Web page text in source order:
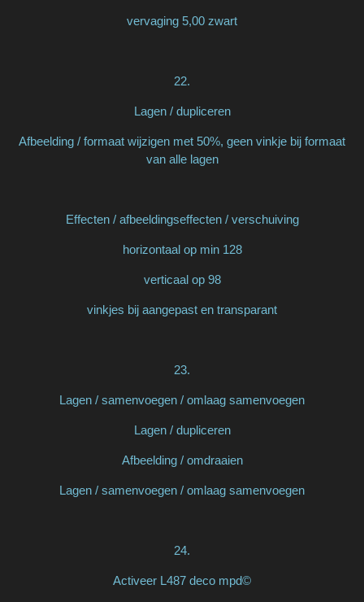
vervaging 5,00 zwart
22.
Lagen / dupliceren
Afbeelding / formaat wijzigen met 50%, geen vinkje bij formaat
van alle lagen
Effecten / afbeeldingseffecten / verschuiving
horizontaal op min 128
verticaal op 98
vinkjes bij aangepast en transparant
23.
Lagen / samenvoegen / omlaag samenvoegen
Lagen / dupliceren
Afbeelding / omdraaien
Lagen / samenvoegen / omlaag samenvoegen
24.
Activeer L487 deco mpd©